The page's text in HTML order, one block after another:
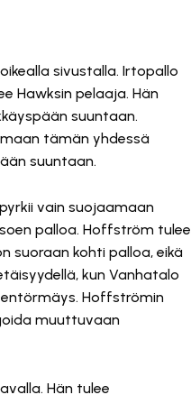
sivustalla. Irtopallo
Hawksin pelaaja. Hän
suuntaan.
tämän yhdessä
suuntaan.
vain suojaamaan
palloa. Hoffström tulee
suoraan kohti palloa, eikä
kun Vanhatalo
Hoffströmin
muuttuvaan
Hän tulee